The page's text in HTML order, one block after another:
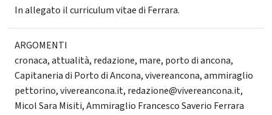
In allegato il curriculum vitae di Ferrara.
ARGOMENTI
cronaca,attualità, redazione, mare, porto di ancona,
Capitaneria di Porto di Ancona,vivereancona,ammiraglio
pettorino,vivereancona.it, redazione@vivereancona.it,
Micol Sara Misiti,Ammiraglio Francesco Saverio Ferrara